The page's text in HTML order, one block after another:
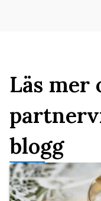
Läs mer
blogg